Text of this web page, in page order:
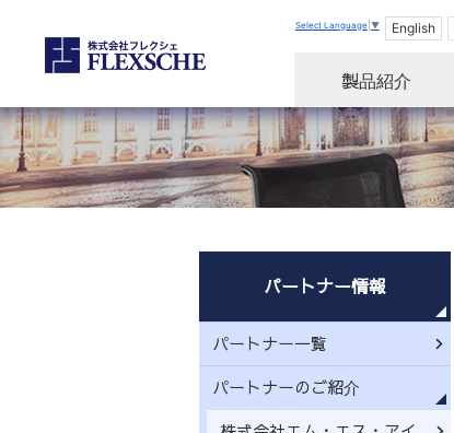
Select Language ▼ English
製品紹介
パートナー情報
パートナー一覧
パートナーのご紹介